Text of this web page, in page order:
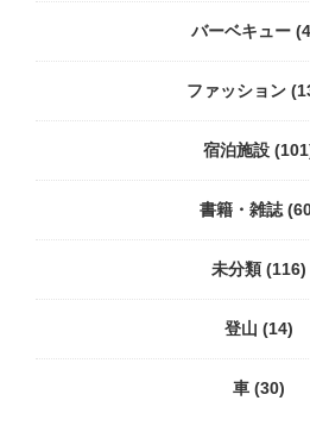
バーベキュー
ファッション
宿泊施設
書籍・雑誌
未分類 (116)
登山 (14)
車 (30)